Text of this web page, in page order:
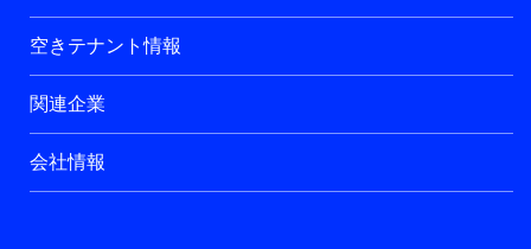
空きテナント情報
関連企業
会社情報